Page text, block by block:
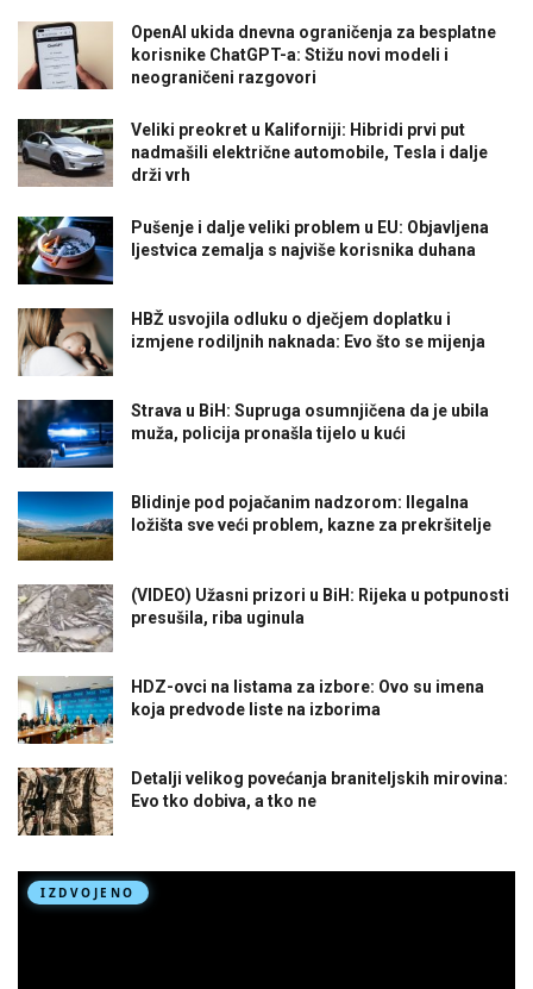
OpenAI ukida dnevna ograničenja za besplatne
korisnike ChatGPT-a: Stižu novi modeli i
neograničeni razgovori
Veliki preokret u Kaliforniji: Hibridi prvi put
nadmašili električne automobile, Tesla i dalje
drži vrh
Pušenje i dalje veliki problem u EU: Objavljena
ljestvica zemalja s najviše korisnika duhana
HBŽ usvojila odluku o dječjem doplatku i
izmjene rodiljnih naknada: Evo što se mijenja
Strava u BiH: Supruga osumnjičena da je ubila
muža, policija pronašla tijelo u kući
Blidinje pod pojačanim nadzorom: Ilegalna
ložišta sve veći problem, kazne za prekršitelje
(VIDEO) Užasni prizori u BiH: Rijeka u potpunosti
presušila, riba uginula
HDZ-ovci na listama za izbore: Ovo su imena
koja predvode liste na izborima
Detalji velikog povećanja braniteljskih mirovina:
Evo tko dobiva, a tko ne